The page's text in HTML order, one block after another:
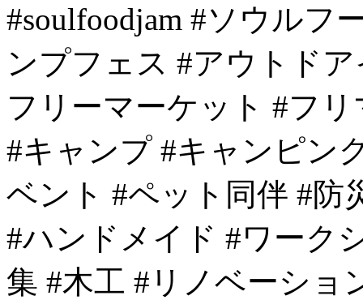
#soulfoodjam #ソウルフ
ンプフェス #アウトド
フリーマーケット #フ
#キャンプ #キャンピン
ベント #ペット同伴 #防
#ハンドメイド #ワーク
集 #木工 #リノベーショ